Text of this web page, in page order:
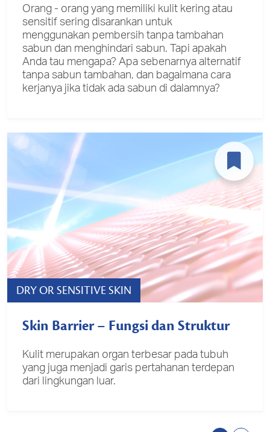
Orang - orang yang memiliki kulit kering atau
sensitif sering disarankan untuk
menggunakan pembersih tanpa tambahan
sabun dan menghindari sabun. Tapi apakah
Anda tau mengapa? Apa sebenarnya alternatif
tanpa sabun tambahan, dan bagaimana cara
kerjanya jika tidak ada sabun di dalamnya?
DRY OR SENSITIVE SKIN
Skin Barrier – Fungsi dan Struktur
Kulit merupakan organ terbesar pada tubuh
yang juga menjadi garis pertahanan terdepan
dari lingkungan luar.